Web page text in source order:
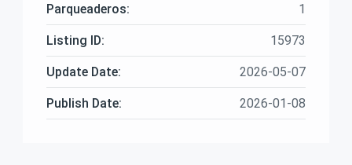
Parqueaderos: 1
Listing ID: 15973
Update Date: 2026-05-07
Publish Date: 2026-01-08